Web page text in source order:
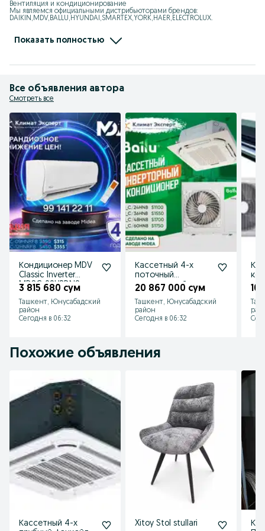
Вентиляция и кондиционирование
Мы являемся официальными дистрибьюторами брендов:
DAIKIN,MDV,BALLU,HYUNDAI,SMARTEX,YORK,HAER,ELECTROLUX.
Тепловые завесы, Калориферы, Тепловентиялторы, Тепловые пушки,
Показать полностью
Все объявления автора
Смотреть все
Кондиционер MDV
Classic Inverter
MDSC-09HRDN8
3 815 680 сум
Ташкент, Юнусабадский
район
Сегодня в 06:32
Кассетный 4-х
поточный
инверторный
BALLU
BLCI_C/60HN8
20 867 000 сум
Ташкент, Юнусабадский
район
Сегодня в 06:32
BTU
10
Похожие объявления
Кассетный 4-х
Xitoy Stol stullari